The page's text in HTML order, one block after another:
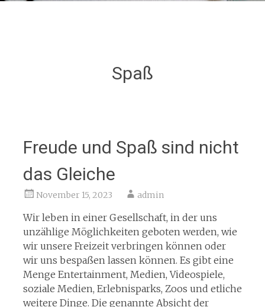
Spaß
Freude und Spaß sind nicht
das Gleiche
November 15, 2023 admin
Wir leben in einer Gesellschaft, in der uns
unzählige Möglichkeiten geboten werden, wie
wir unsere Freizeit verbringen können oder
wir uns bespaßen lassen können. Es gibt eine
Menge Entertainment, Medien, Videospiele,
soziale Medien, Erlebnisparks, Zoos und etliche
weitere Dinge. Die genannte Absicht der